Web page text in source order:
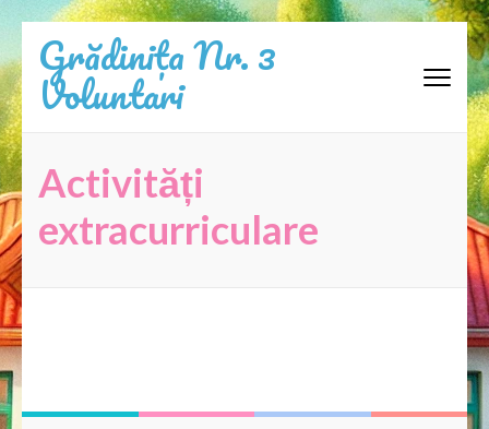
la
conținut
(apasă
Enter)
Grădinița Nr. 3
Voluntari
Activități
extracurriculare